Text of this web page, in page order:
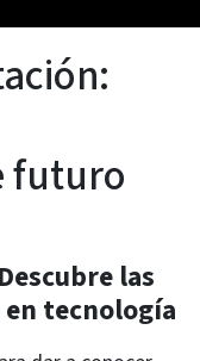
futuro
las
tecnología